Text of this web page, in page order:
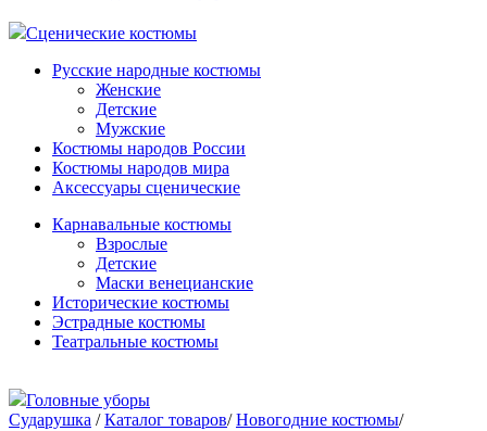
Сценические костюмы
Русские народные костюмы
Женские
Детские
Мужские
Костюмы народов России
Костюмы народов мира
Аксессуары сценические
Карнавальные костюмы
Взрослые
Детские
Маски венецианские
Исторические костюмы
Эстрадные костюмы
Театральные костюмы
Головные уборы
Сударушка / Каталог товаров/ Новогодние костюмы/